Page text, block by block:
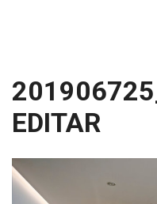
EDITAR